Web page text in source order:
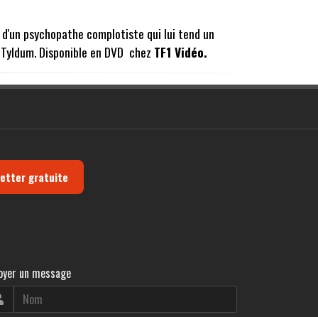
psychopathe complotiste qui lui tend un
Disponible en DVD chez TF1 Vidéo.
gratuite
un message